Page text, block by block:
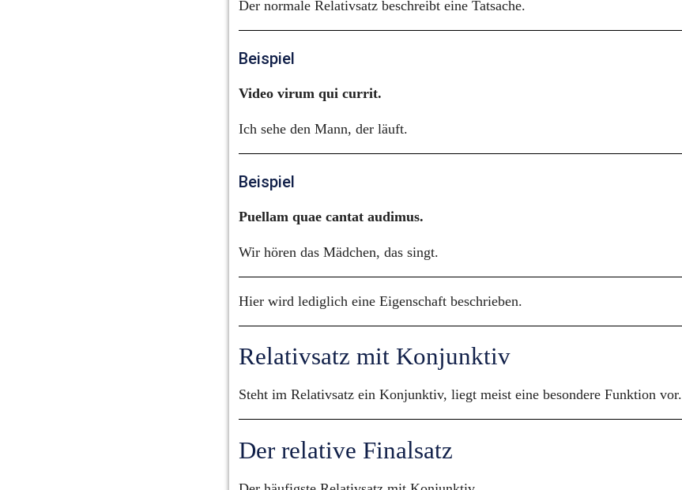
Der normale Relativsatz beschreibt eine Tatsache.
Beispiel
Video virum qui currit.
Ich sehe den Mann, der läuft.
Beispiel
Puellam quae cantat audimus.
Wir hören das Mädchen, das singt.
Hier wird lediglich eine Eigenschaft beschrieben.
Relativsatz mit Konjunktiv
Steht im Relativsatz ein Konjunktiv, liegt meist eine besondere Funktion vor.
Der relative Finalsatz